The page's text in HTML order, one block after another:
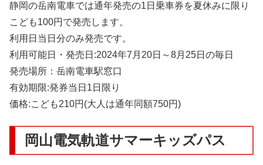
静岡の岳南電車では通年発売の1日乗車券を夏休みに限り
こども100円で発売します。
利用日当日分のみ発売です。
利用可能日・発売日:2024年7月20日～8月25日の毎日
発売場所：岳南電車駅窓口
有効期限:発券当日1日限り
価格:こども210円(大人は通年同額750円)
岡山電気軌道サマーキッズパス